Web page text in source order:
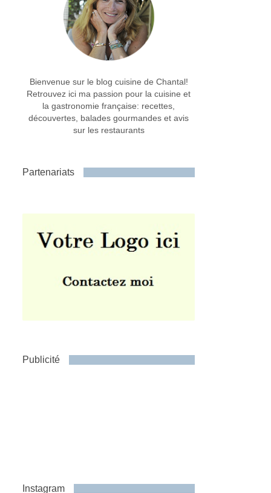
Bienvenue sur le blog cuisine de Chantal!
Retrouvez ici ma passion pour la cuisine et
la gastronomie française: recettes,
découvertes, balades gourmandes et avis
sur les restaurants
Partenariats
Publicité
Instagram